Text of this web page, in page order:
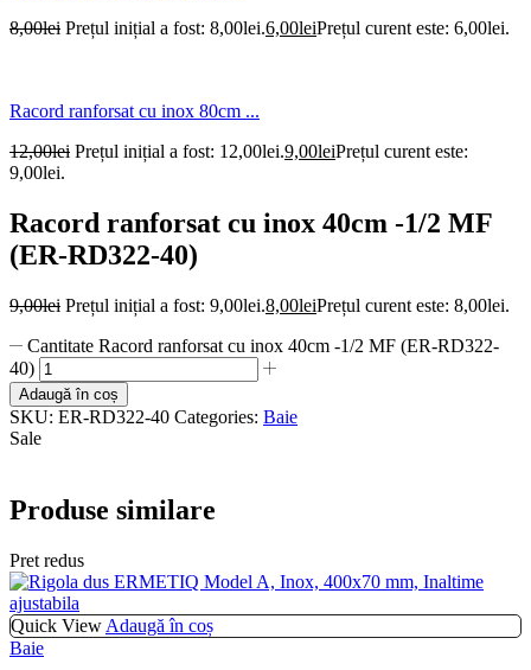
8,00lei Prețul inițial a fost: 8,00lei.6,00leiPrețul curent este: 6,00lei.
Racord ranforsat cu inox 80cm ...
12,00lei Prețul inițial a fost: 12,00lei.9,00leiPrețul curent este:
9,00lei.
Racord ranforsat cu inox 40cm -1/2 MF
(ER-RD322-40)
9,00lei Prețul inițial a fost: 9,00lei.8,00leiPrețul curent este: 8,00lei.
Cantitate Racord ranforsat cu inox 40cm -1/2 MF (ER-RD322-
40)
Adaugă în coș
SKU: ER-RD322-40 Categories: Baie
Sale
Produse similare
Pret redus
Quick View Adaugă în coș
Baie